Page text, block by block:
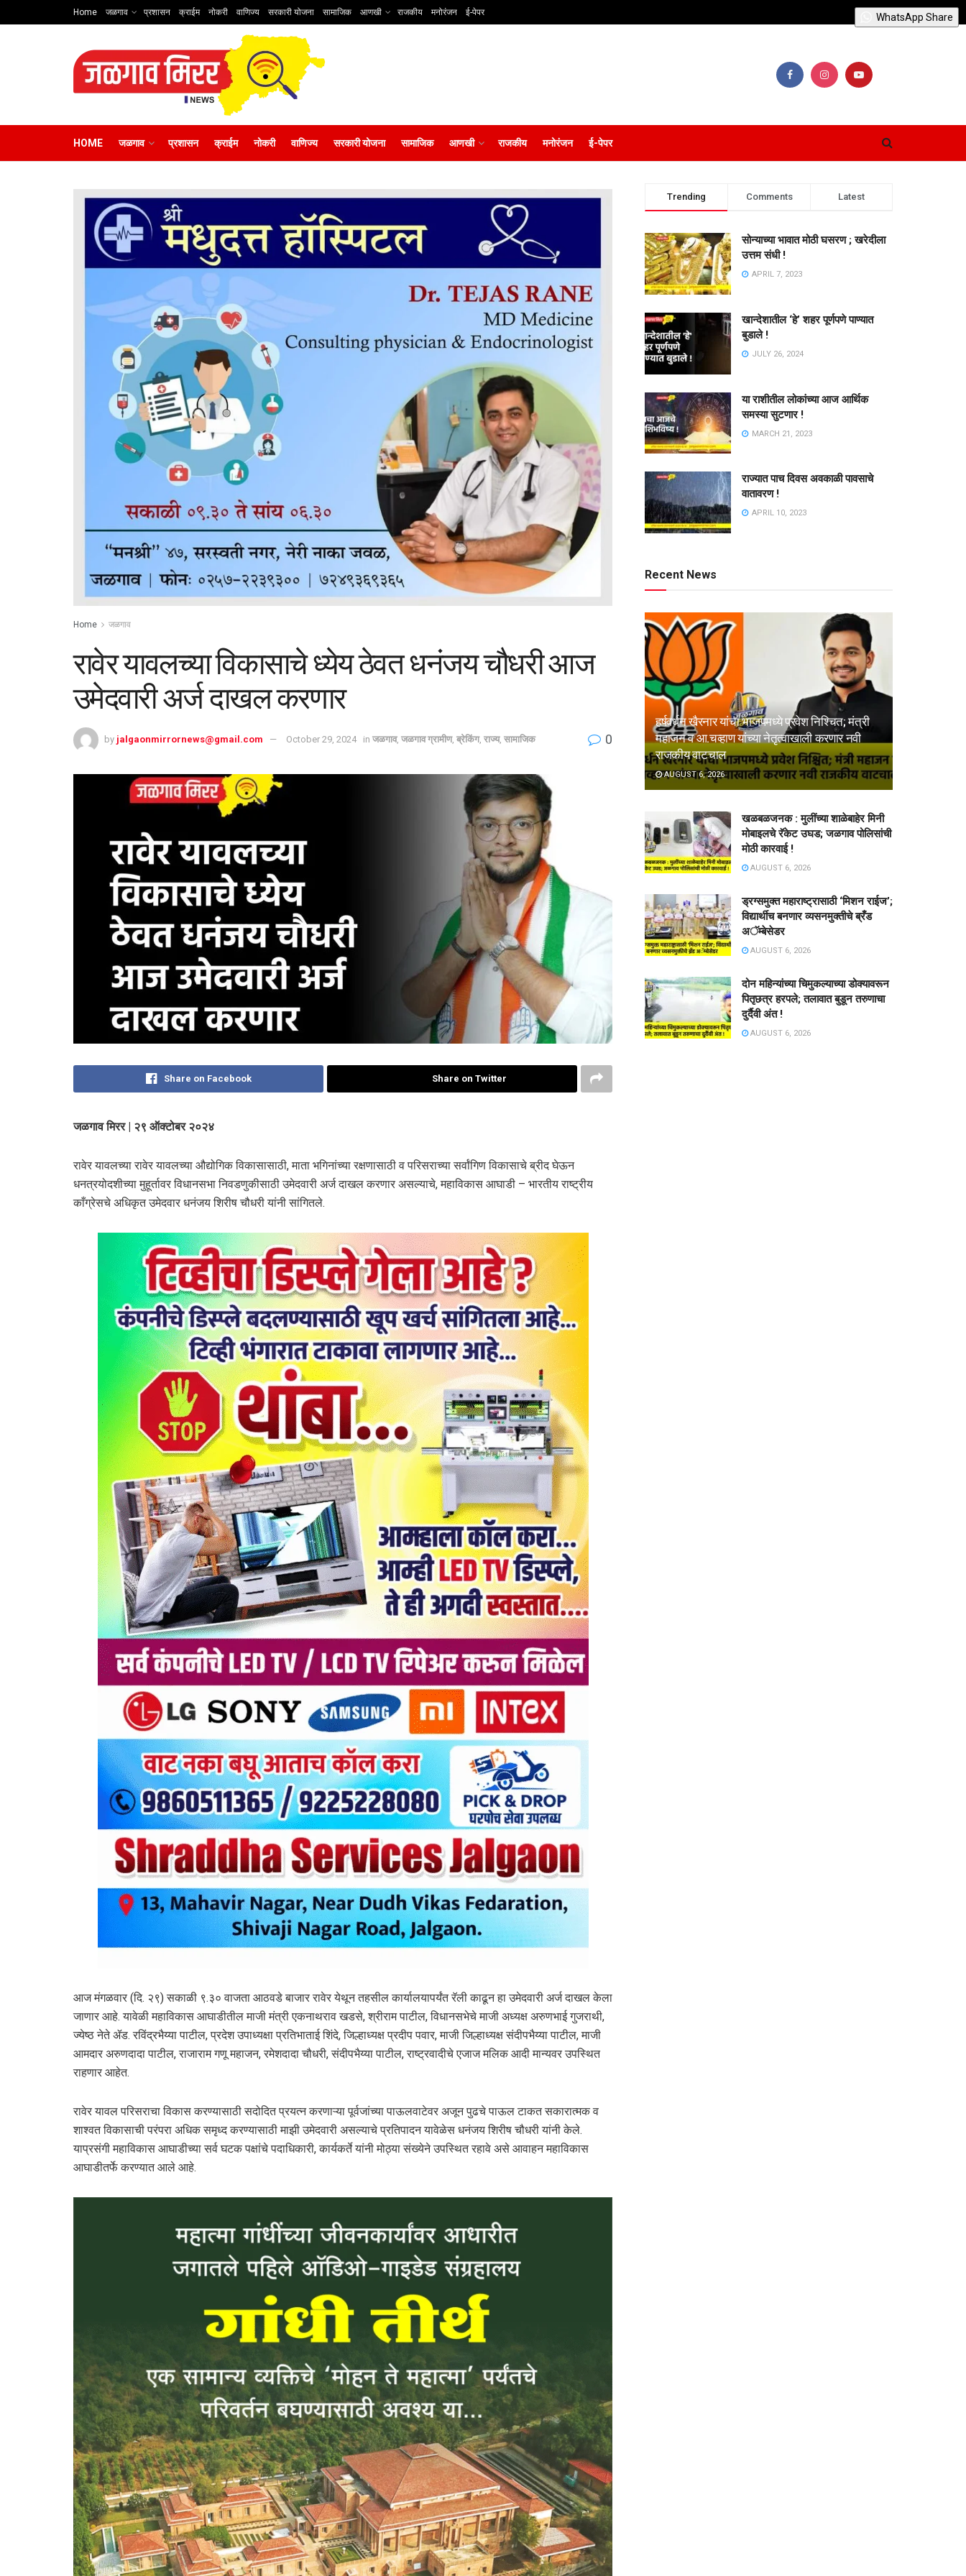
Home जळगाव प्रशासन क्राईम नोकरी वाणिज्य सरकारी योजना सामाजिक आणखी राजकीय मनोरंजन ई-पेपर
HOME जळगाव प्रशासन क्राईम नोकरी वाणिज्य सरकारी योजना सामाजिक आणखी राजकीय मनोरंजन ई-पेपर
Home जळगाव
रावेर यावलच्या विकासाचे ध्येय ठेवत धनंजय चौधरी आज
उमेदवारी अर्ज दाखल करणार
by jalgaonmirrornews@gmail.com October 29, 2024 in जळगाव, जळगाव ग्रामीण, ब्रेकिंग, राज्य, सामाजिक 0
Share on Facebook Share on Twitter
जळगाव मिरर | २९ ऑक्टोबर २०२४
रावेर यावलच्या रावेर यावलच्या औद्योगिक विकासासाठी, माता भगिनांच्या रक्षणासाठी व परिसराच्या सर्वांगिण विकासाचे ब्रीद घेऊन
धनत्रयोदशीच्या मुहूर्तावर विधानसभा निवडणुकीसाठी उमेदवारी अर्ज दाखल करणार असल्याचे, महाविकास आघाडी – भारतीय राष्ट्रीय
काँग्रेसचे अधिकृत उमेदवार धनंजय शिरीष चौधरी यांनी सांगितले.
आज मंगळवार (दि. २९) सकाळी ९.३० वाजता आठवडे बाजार रावेर येथून तहसील कार्यालयापर्यंत रॅली काढून हा उमेदवारी अर्ज दाखल केला
जाणार आहे. यावेळी महाविकास आघाडीतील माजी मंत्री एकनाथराव खडसे, श्रीराम पाटील, विधानसभेचे माजी अध्यक्ष अरुणभाई गुजराथी,
ज्येष्ठ नेते ॲड. रविंद्रभैय्या पाटील, प्रदेश उपाध्यक्षा प्रतिभाताई शिंदे, जिल्हाध्यक्ष प्रदीप पवार, माजी जिल्हाध्यक्ष संदीपभैय्या पाटील, माजी
आमदार अरुणदादा पाटील, राजाराम गणू महाजन, रमेशदादा चौधरी, संदीपभैय्या पाटील, राष्ट्रवादीचे एजाज मलिक आदी मान्यवर उपस्थित
राहणार आहेत.
रावेर यावल परिसराचा विकास करण्यासाठी सदोदित प्रयत्न करणाऱ्या पूर्वजांच्या पाऊलवाटेवर अजून पुढचे पाऊल टाकत सकारात्मक व
शाश्वत विकासाची परंपरा अधिक समृध्द करण्यासाठी माझी उमेदवारी असल्याचे प्रतिपादन यावेळेस धनंजय शिरीष चौधरी यांनी केले.
याप्रसंगी महाविकास आघाडीच्या सर्व घटक पक्षांचे पदाधिकारी, कार्यकर्ते यांनी मोठ्या संख्येने उपस्थित रहावे असे आवाहन महाविकास
आघाडीतर्फे करण्यात आले आहे.
Trending Comments Latest
सोन्याच्या भावात मोठी घसरण ; खरेदीला
उत्तम संधी !
APRIL 7, 2023
खान्देशातील ‘हे’ शहर पूर्णपणे पाण्यात
बुडाले !
JULY 26, 2024
या राशीतील लोकांच्या आज आर्थिक
समस्या सुटणार !
MARCH 21, 2023
राज्यात पाच दिवस अवकाळी पावसाचे
वातावरण !
APRIL 10, 2023
Recent News
हर्षवर्धन खैरनार यांचा भाजपमध्ये प्रवेश निश्चित; मंत्री
महाजन व आ.चव्हाण यांच्या नेतृत्वाखाली करणार नवी
राजकीय वाटचाल
AUGUST 6, 2026
खळबळजनक : मुलींच्या शाळेबाहेर मिनी
मोबाइलचे रॅकेट उघड; जळगाव पोलिसांची
मोठी कारवाई !
AUGUST 6, 2026
ड्रग्समुक्त महाराष्ट्रासाठी ‘मिशन राईज’;
विद्यार्थीच बनणार व्यसनमुक्तीचे ब्रँड
अॅम्बेसेडर
AUGUST 6, 2026
दोन महिन्यांच्या चिमुकल्याच्या डोक्यावरून
पितृछत्र हरपले; तलावात बुडून तरुणाचा
दुर्दैवी अंत !
AUGUST 6, 2026
WhatsApp Share